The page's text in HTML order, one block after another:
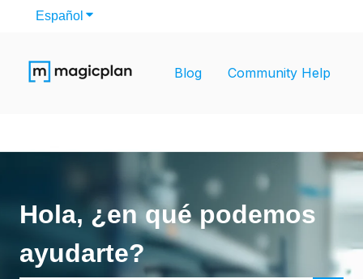
Español Traducciones de Mostrar submenú de
Blog Community Help
Hola, ¿en qué podemos
ayudarte?